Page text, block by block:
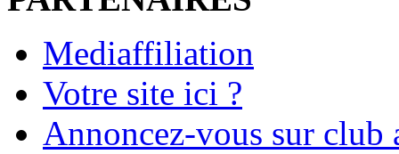
Mediaffiliation
Votre site ici ?
Annoncez-vous sur